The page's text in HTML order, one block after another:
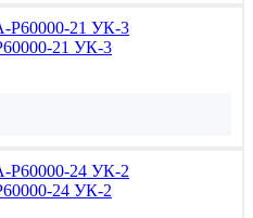
21 УК-3
24 УК-2